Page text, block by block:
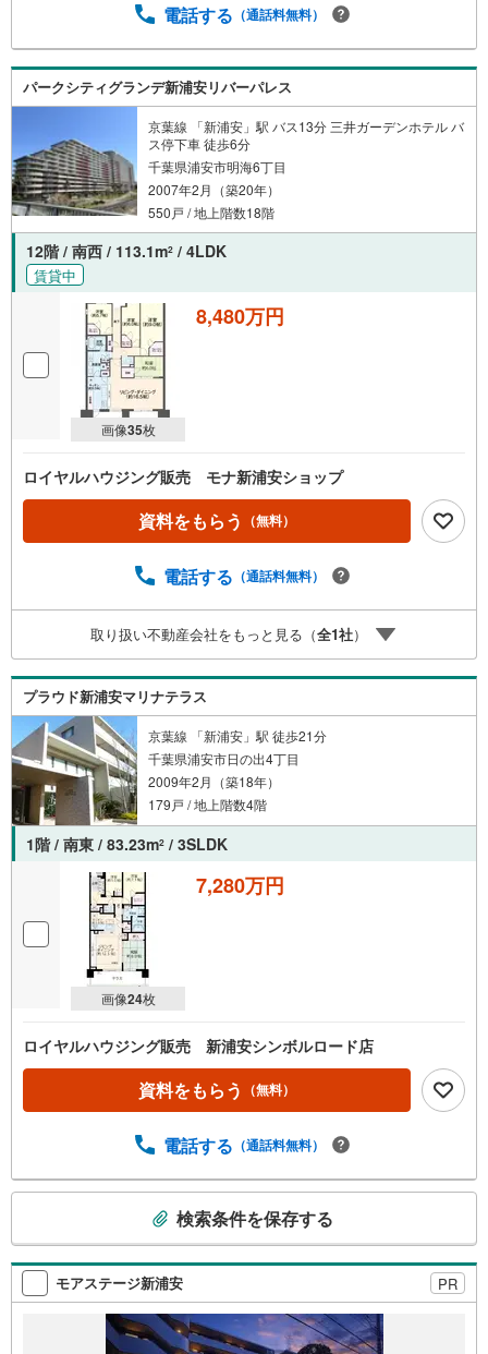
電話する （通話料無料）
パークシティグランデ新浦安リバーパレス
京葉線 「新浦安」駅 バス13分 三井ガーデンホテル バ
ス停下車 徒歩6分
千葉県浦安市明海6丁目
2007年2月（築20年）
550戸 / 地上階数18階
12階 / 南西 / 113.1m2 / 4LDK
賃貸中
画像35枚
8,480万円
ロイヤルハウジング販売 モナ新浦安ショップ
資料をもらう （無料）
電話する （通話料無料）
取り扱い不動産会社をもっと見る（全1社）
プラウド新浦安マリナテラス
京葉線 「新浦安」駅 徒歩21分
千葉県浦安市日の出4丁目
2009年2月（築18年）
179戸 / 地上階数4階
1階 / 南東 / 83.23m2 / 3SLDK
画像24枚
7,280万円
ロイヤルハウジング販売 新浦安シンボルロード店
資料をもらう （無料）
電話する （通話料無料）
検
索
条
検索条件を保存する
モアステージ新浦安 PR